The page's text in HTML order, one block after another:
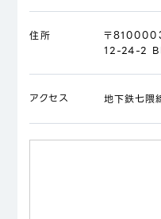
住所
〒
12-24-2
アクセス 地下鉄七隈